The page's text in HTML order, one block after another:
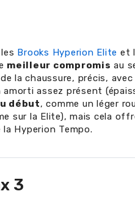
Brooks Hyperion Elite et
meilleur compromis au
la chaussure, précis,
amorti assez présent
début, comme un léger
sur la Elite), mais cela
Hyperion Tempo.
3